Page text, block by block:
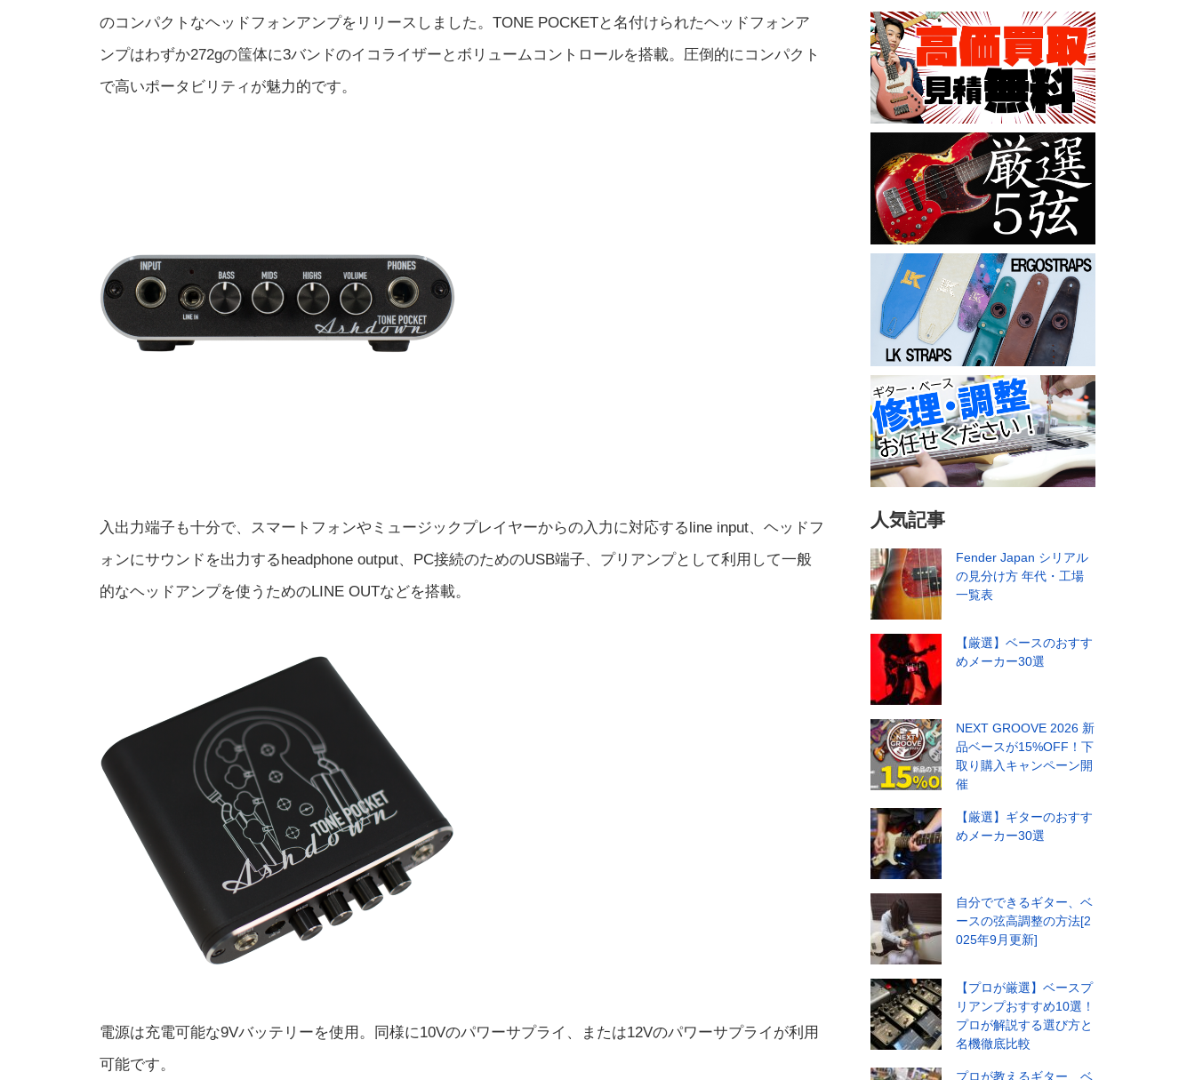
のコンパクトなヘッドフォンアンプをリリースしました。TONE POCKETと名付けられたヘッドフォンア
ンプはわずか272gの筺体に3バンドのイコライザーとボリュームコントロールを搭載。圧倒的にコンパクト
で高いポータビリティが魅力的です。
入出力端子も十分で、スマートフォンやミュージックプレイヤーからの入力に対応するline input、ヘッドフ
ォンにサウンドを出力するheadphone output、PC接続のためのUSB端子、プリアンプとして利用して一般
的なヘッドアンプを使うためのLINE OUTなどを搭載。
電源は充電可能な9Vバッテリーを使用。同様に10Vのパワーサプライ、または12Vのパワーサプライが利用
可能です。
人気記事
Fender Japan シリアル
の見分け方 年代・工場
一覧表
【厳選】ベースのおすす
めメーカー30選
NEXT GROOVE 2026 新
品ベースが15%OFF！下
取り購入キャンペーン開
催
【厳選】ギターのおすす
めメーカー30選
自分でできるギター、ベ
ースの弦高調整の方法[2
025年9月更新]
【プロが厳選】ベースプ
リアンプおすすめ10選！
プロが解説する選び方と
名機徹底比較
プロが教えるギター、ベ